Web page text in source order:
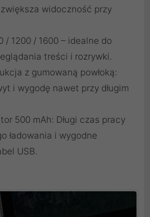
widoczność przy
/ 1200 / 1600 – idealne do
treści i rozrywki.
z gumowaną powłoką:
i wygodę nawet przy długim
500 mAh: Długi czas pracy
ładowania i wygodne
USB.